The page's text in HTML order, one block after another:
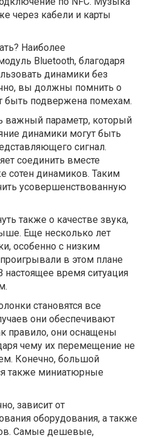
через кабели и карты
Наиболее
Bluetooth, благодаря
динамики без
вы должны помнить о
быть подвержена помехам.
важный параметр, который
динамики могут быть
сигнал.
соединить вместе
сотен динамиков. Таким
усовершенствованную
также о качестве звука,
Еще несколько лет
особенно с низким
в этом плане
время ситуация
становятся все
они обеспечивают
правило, они оснащены
чему их перемещение не
Конечно, большой
также миниатюрные
зависит от
оборудования, а также
Самые дешевые,